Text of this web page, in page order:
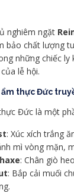
nghiêm ngặt
bảo chất lượng
những chiếc ly
lễ hội.
thực Đức
Đức là một
: Xúc xích trắng
mì vòng mặn,
: Chân giò
: Bắp cải muối